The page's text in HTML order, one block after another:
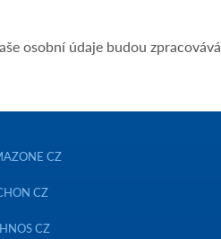
osobní údaje budou
CZ
CZ
CZ